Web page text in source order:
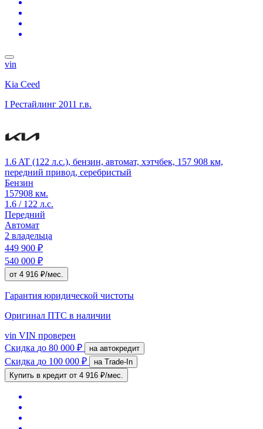
vin
Kia Ceed
I Рестайлинг 2011 г.в.
1.6 AT (122 л.с.), бензин, автомат, хэтчбек, 157 908 км,
передний привод, серебристый
Бензин
157908 км.
1.6 / 122 л.с.
Передний
Автомат
2 владельца
449 900 ₽
540 000 ₽
от 4 916 ₽/мес.
Гарантия юридической чистоты
Оригинал ПТС в наличии
vin VIN проверен
Скидка до 80 000 ₽ на автокредит
Скидка до 100 000 ₽
на Trade-In
Купить в кредит от 4 916 ₽/мес.